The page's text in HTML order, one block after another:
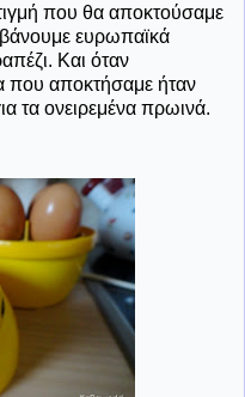
που θα αποκτούσαμε
ευρωπαϊκά
Και όταν
που αποκτήσαμε ήταν
τα ονειρεμένα πρωινά.